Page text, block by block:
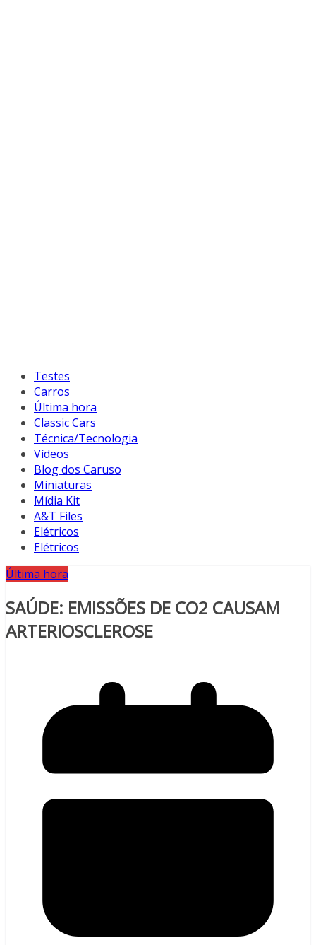
Testes
Carros
Última hora
Classic Cars
Técnica/Tecnologia
Vídeos
Blog dos Caruso
Miniaturas
Mídia Kit
A&T Files
Elétricos
Elétricos
Última hora
SAÚDE: EMISSÕES DE CO2 CAUSAM
ARTERIOSCLEROSE